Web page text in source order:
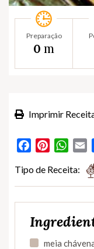
Preparação
0 m
Imprimir
FacebookPinterest
Tipo de Receita:
meia